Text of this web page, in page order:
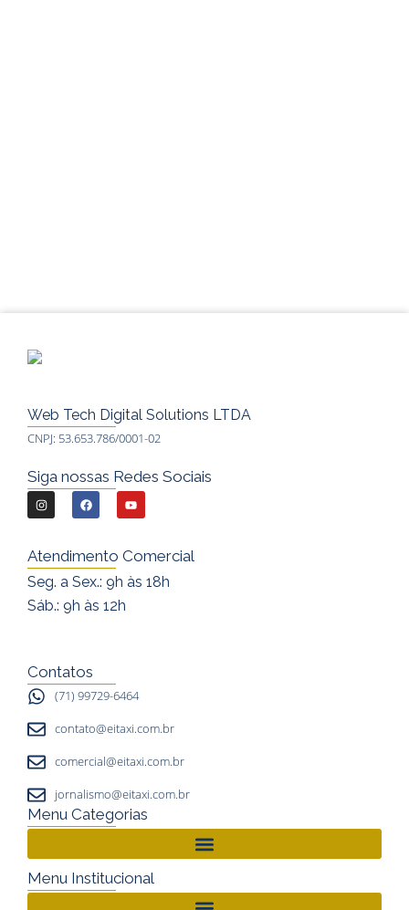
Web Tech Digital Solutions LTDA
CNPJ: 53.653.786/0001-02
Siga nossas Redes Sociais
I
n
s
t
a
g
m
F
a
e
b
o
Y
o
u
u
Atendimento Comercial
Seg. a Sex.: 9h às 18h
Sáb.: 9h às 12h
Contatos
(71) 99729-6464
contato@eitaxi.com.br
comercial@eitaxi.com.br
jornalismo@eitaxi.com.br
Menu Categorias
Menu Institucional